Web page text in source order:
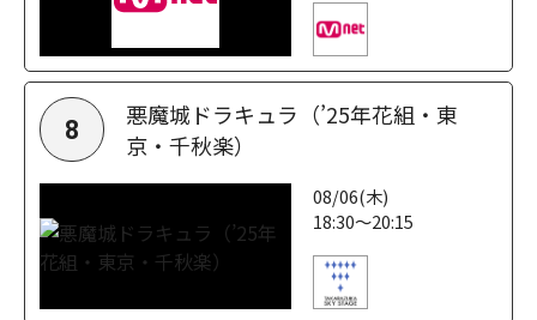
8
悪魔城ドラキュラ（’25年花組・東
京・千秋楽）
08/06(木)
18:30～20:15